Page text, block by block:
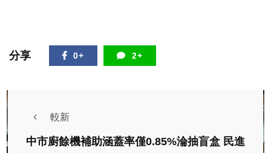
分享 0+ 2+
較新
中市廚餘機補助涵蓋率僅0.85%淪抽盲盒 民進